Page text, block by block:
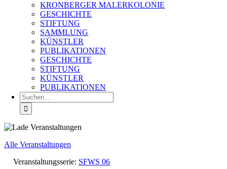
KRONBERGER MALERKOLONIE
GESCHICHTE
STIFTUNG
SAMMLUNG
KÜNSTLER
PUBLIKATIONEN
GESCHICHTE
STIFTUNG
KÜNSTLER
PUBLIKATIONEN
Suche
nach:
Alle Veranstaltungen
Veranstaltungsserie: SFWS 06